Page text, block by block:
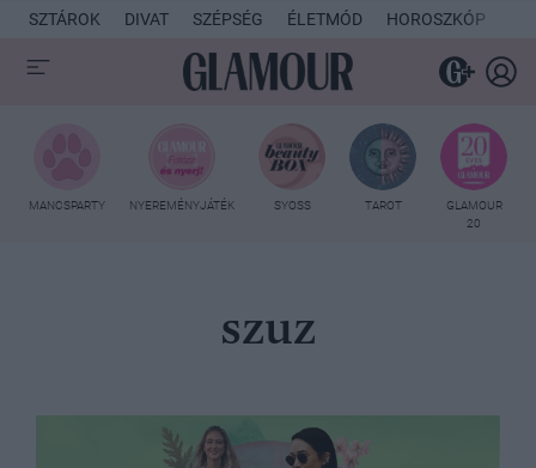
SZTÁROK DIVAT SZÉPSÉG ÉLETMÓD HOROSZKÓP
MANCSPARTY NYEREMÉNYJÁTÉK SYOSS TAROT
GLAMOUR
20
szuz